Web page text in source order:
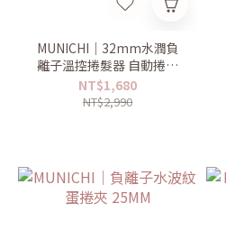
MUNICHI｜32mm水潤負
離子溫控捲髮器 自動捲髮
棒
NT$1,680
NT$2,990